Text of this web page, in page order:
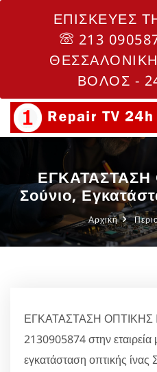
ΕΠΙΣΚΕΥΕΣ
213
ΘΕΣΣΑΛΟΝΙΚΗ
ΒΟΛΟΣ -
ΕΓΚΑΤΑΣΤΑΣΗ
Σούνιο,
Αρχική
ΕΓΚΑΤΑΣΤΑΣΗ ΟΠΤΙΚΗΣ
2130905874 στην
εγκατάσταση οπτικής ίνας